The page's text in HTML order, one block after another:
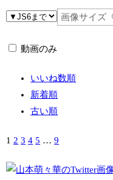
画像サイズ
動画のみ
いいね数順
新着順
古い順
1 2 3 4 5 … 9